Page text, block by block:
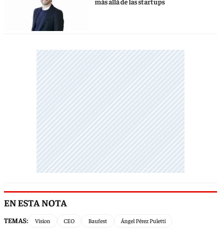
EN ESTA NOTA
TEMAS: Vision CEO Baufest Ángel Pérez Puletti